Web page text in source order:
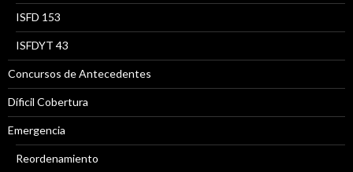
ISFD 153
ISFDYT 43
Concursos de Antecedentes
Díficil Cobertura
Emergencia
Reordenamiento